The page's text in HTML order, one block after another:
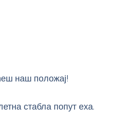
наш положај!
стабла попут еха.